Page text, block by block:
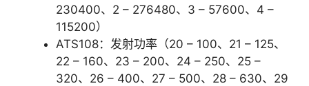
230400、2 – 276480、3 – 57600、4 –
115200）
ATS108：发射功率（20 – 100、21 – 125、
22 – 160、23 – 200、24 – 250、25 –
320、26 – 400、27 – 500、28 – 630、29